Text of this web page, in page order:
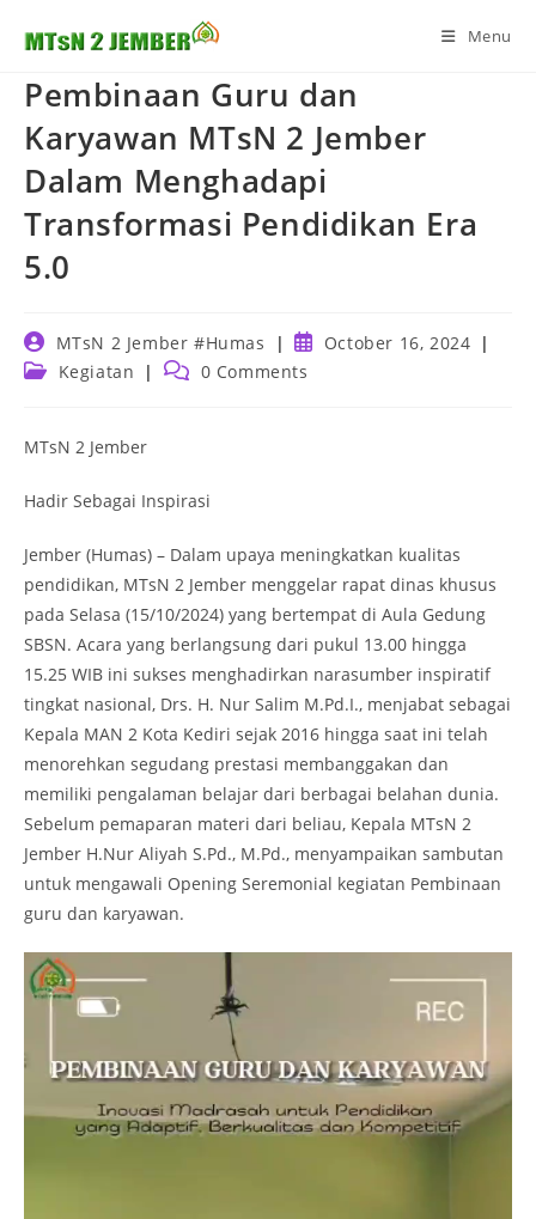
Menu
Pembinaan Guru dan
Karyawan MTsN 2 Jember
Dalam Menghadapi
Transformasi Pendidikan Era
5.0
Post
author:
MTsN 2 Jember #Humas
Post
published:
October 16, 2024
Post Kegiatan
Post 0 Comments
MTsN 2 Jember
Hadir Sebagai Inspirasi
Jember (Humas) – Dalam upaya meningkatkan kualitas
pendidikan, MTsN 2 Jember menggelar rapat dinas khusus
pada Selasa (15/10/2024) yang bertempat di Aula Gedung
SBSN. Acara yang berlangsung dari pukul 13.00 hingga
15.25 WIB ini sukses menghadirkan narasumber inspiratif
tingkat nasional, Drs. H. Nur Salim M.Pd.I., menjabat sebagai
Kepala MAN 2 Kota Kediri sejak 2016 hingga saat ini telah
menorehkan segudang prestasi membanggakan dan
memiliki pengalaman belajar dari berbagai belahan dunia.
Sebelum pemaparan materi dari beliau, Kepala MTsN 2
Jember H.Nur Aliyah S.Pd., M.Pd., menyampaikan sambutan
untuk mengawali Opening Seremonial kegiatan Pembinaan
guru dan karyawan.